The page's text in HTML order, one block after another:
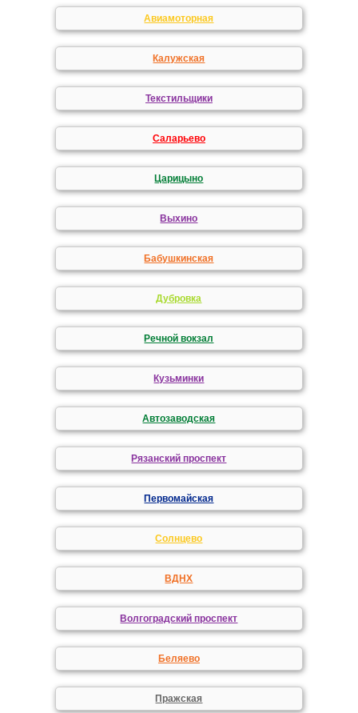
Авиамоторная
Калужская
Текстильщики
Саларьево
Царицыно
Выхино
Бабушкинская
Дубровка
Речной вокзал
Кузьминки
Автозаводская
Рязанский проспект
Первомайская
Солнцево
ВДНХ
Волгоградский проспект
Беляево
Пражская